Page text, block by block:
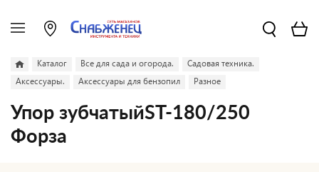
Каталог Все для сада и огорода.
Садовая техника.
Аксессуары.
Аксессуары для бензопил Разное
Упор зубчатыйST-180/250
Форза